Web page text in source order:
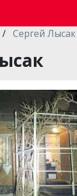
/ Сергей Лысак